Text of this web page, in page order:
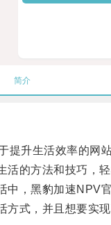
简介
升生活效率的网站
的方法和技巧，轻
，黑豹加速NPV官
式，并且想要实现